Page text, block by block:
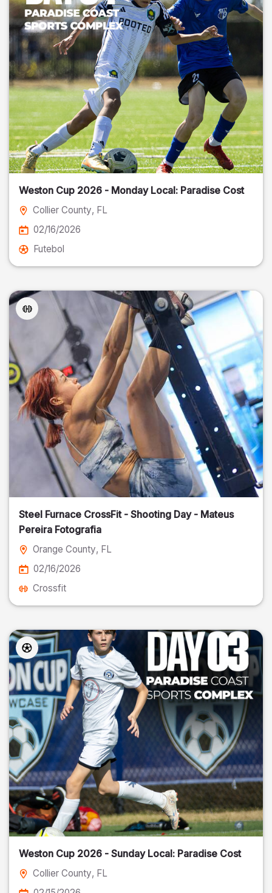
Weston Cup 2026 - Monday Local: Paradise Cost
Collier County, FL
02/16/2026
Futebol
Steel Furnace CrossFit - Shooting Day - Mateus
Pereira Fotografia
Orange County, FL
02/16/2026
Crossfit
Weston Cup 2026 - Sunday Local: Paradise Cost
Collier County, FL